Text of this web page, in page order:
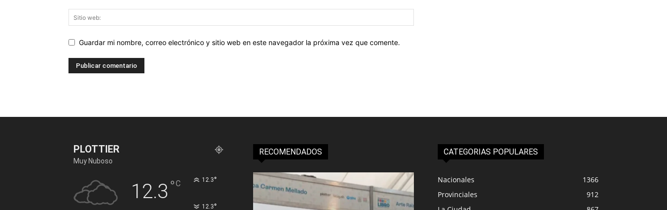
Guardar mi nombre, correo electrónico y sitio web en este navegador la próxima vez que comente.
PLOTTIER
Muy Nuboso
12.3 °C 12.3°
12.3°
RECOMENDADOS CATEGORIAS POPULARES
Nacionales
1366
Provinciales
912